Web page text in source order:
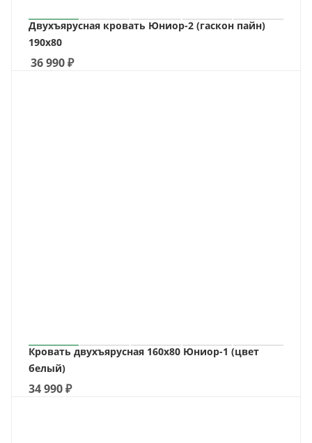
Двухъярусная кровать Юниор-2 (гаскон пайн)
190х80
36 990₽
Кровать двухъярусная 160х80 Юниор-1 (цвет
белый)
34 990₽